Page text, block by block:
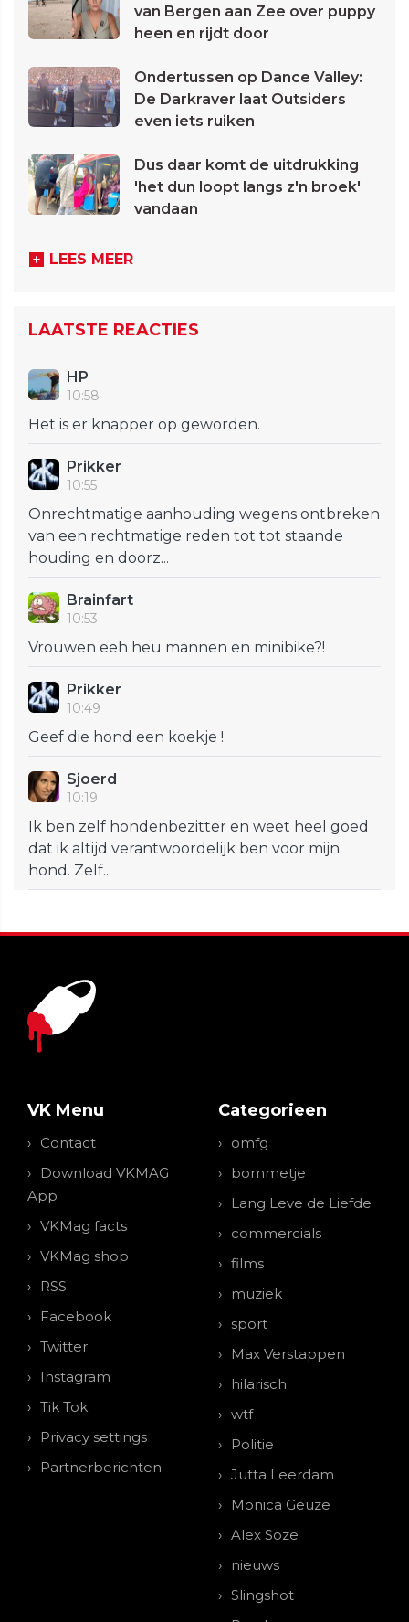
van Bergen aan Zee over puppy
heen en rijdt door
Ondertussen op Dance Valley:
De Darkraver laat Outsiders
even iets ruiken
Dus daar komt de uitdrukking
'het dun loopt langs z'n broek'
vandaan
LEES MEER
LAATSTE REACTIES
HP
10:58
Het is er knapper op geworden.
Prikker
10:55
Onrechtmatige aanhouding wegens ontbreken
van een rechtmatige reden tot tot staande
houding en doorz...
Brainfart
10:53
Vrouwen eeh heu mannen en minibike?!
Prikker
10:49
Geef die hond een koekje !
Sjoerd
10:19
Ik ben zelf hondenbezitter en weet heel goed
dat ik altijd verantwoordelijk ben voor mijn
hond. Zelf...
VK Menu
Contact
Download VKMAG
App
VKMag facts
VKMag shop
RSS
Facebook
Twitter
Instagram
Tik Tok
Privacy settings
Partnerberichten
Categorieen
omfg
bommetje
Lang Leve de Liefde
commercials
films
muziek
sport
Max Verstappen
hilarisch
wtf
Politie
Jutta Leerdam
Monica Geuze
Alex Soze
nieuws
Slingshot